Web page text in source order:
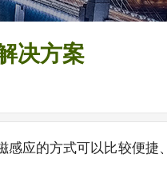
决方案
感应的方式可以比较便捷